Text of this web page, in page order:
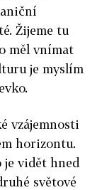
Žijeme tu
měl vnímat
je myslím
vzájemnosti
horizontu.
je vidět hned
světové